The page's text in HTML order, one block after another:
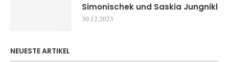
Simonischek und Saskia Jungnikl
30.12.2023
NEUESTE ARTIKEL